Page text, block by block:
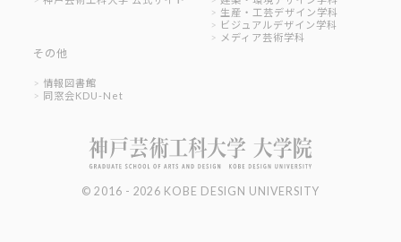
生産・工芸デザイン学科
ビジュアルデザイン学科
メディア芸術学科
その他
情報図書館
同窓会KDU-Net
© 2016 - 2026 KOBE DESIGN UNIVERSITY